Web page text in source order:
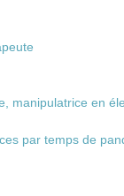
manipulatrice en
par temps de